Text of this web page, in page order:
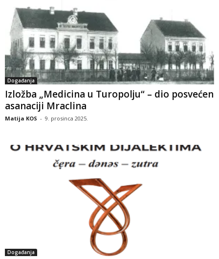
Događanja
Izložba „Medicina u Turopolju“ – dio posvećen
asanaciji Mraclina
Matija KOS - 9. prosinca 2025.
Događanja